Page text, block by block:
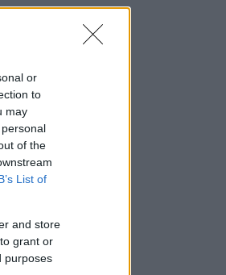
or
to
may
of the
List of
and store
grant or
purposes